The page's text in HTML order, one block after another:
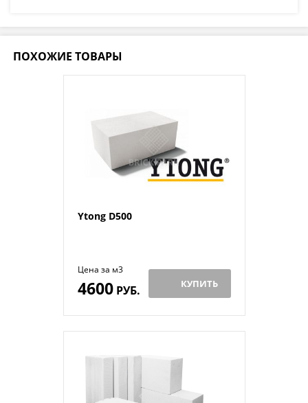
ПОХОЖИЕ ТОВАРЫ
Ytong D500
Цена за м3
4600РУБ. КУПИТЬ